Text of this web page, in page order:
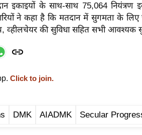
इकाइयों के साथ-साथ 75,064 नियंत्रण
ने कहा है कि मतदान में सुगमता के लिए
व्हीलचेयर की सुविधा सहित सभी आवश्यक
Click to join.
DMK AIADMK Secular